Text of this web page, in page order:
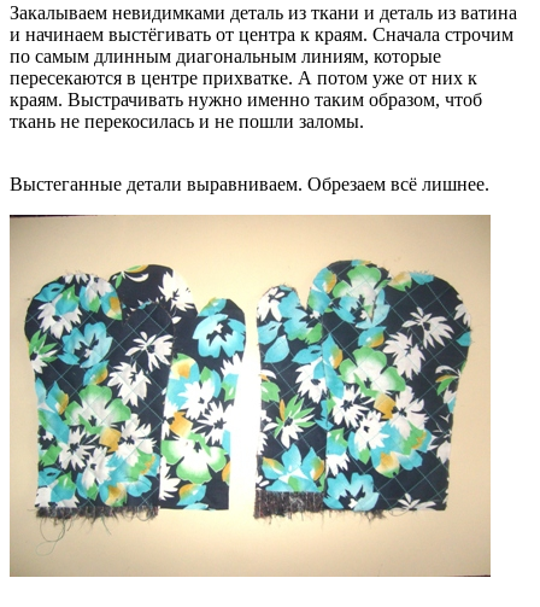
Закалываем невидимками деталь из ткани и деталь из ватина
и начинаем выстёгивать от центра к краям. Сначала строчим
по самым длинным диагональным линиям, которые
пересекаются в центре прихватке. А потом уже от них к
краям. Выстрачивать нужно именно таким образом, чтоб
ткань не перекосилась и не пошли заломы.
Выстеганные детали выравниваем. Обрезаем всё лишнее.